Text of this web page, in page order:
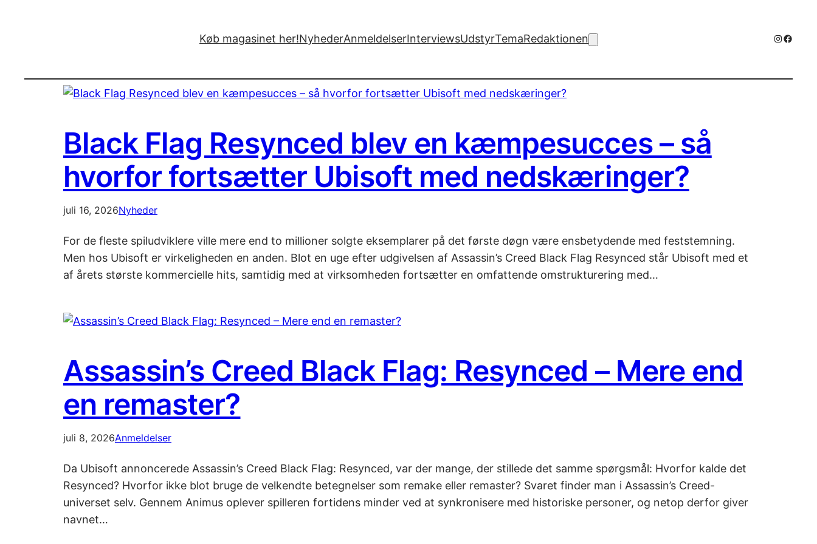
Køb magasinet her!NyhederAnmeldelserInterviewsUdstyrTemaRedaktionen
Black Flag Resynced blev en kæmpesucces – så
hvorfor fortsætter Ubisoft med nedskæringer?
juli 16, 2026Nyheder
For de fleste spiludviklere ville mere end to millioner solgte eksemplarer på det første døgn være ensbetydende med feststemning.
Men hos Ubisoft er virkeligheden en anden. Blot en uge efter udgivelsen af Assassin’s Creed Black Flag Resynced står Ubisoft med et
af årets største kommercielle hits, samtidig med at virksomheden fortsætter en omfattende omstrukturering med…
Assassin’s Creed Black Flag: Resynced – Mere end
en remaster?
juli 8, 2026Anmeldelser
Da Ubisoft annoncerede Assassin’s Creed Black Flag: Resynced, var der mange, der stillede det samme spørgsmål: Hvorfor kalde det
Resynced? Hvorfor ikke blot bruge de velkendte betegnelser som remake eller remaster? Svaret finder man i Assassin’s Creed-
universet selv. Gennem Animus oplever spilleren fortidens minder ved at synkronisere med historiske personer, og netop derfor giver
navnet…